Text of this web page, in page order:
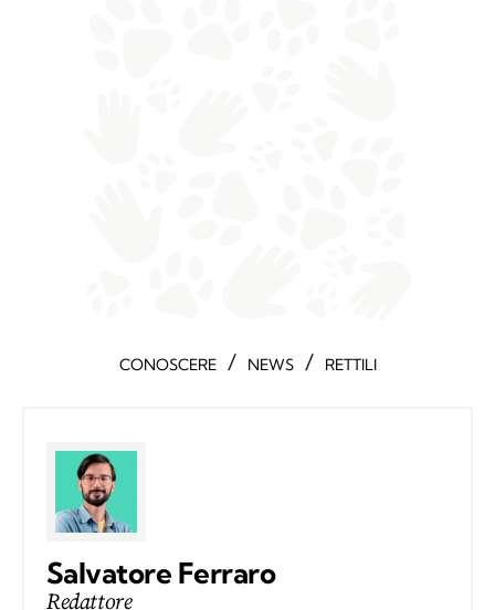
CONOSCERE / NEWS / RETTILI
Salvatore Ferraro
Redattore